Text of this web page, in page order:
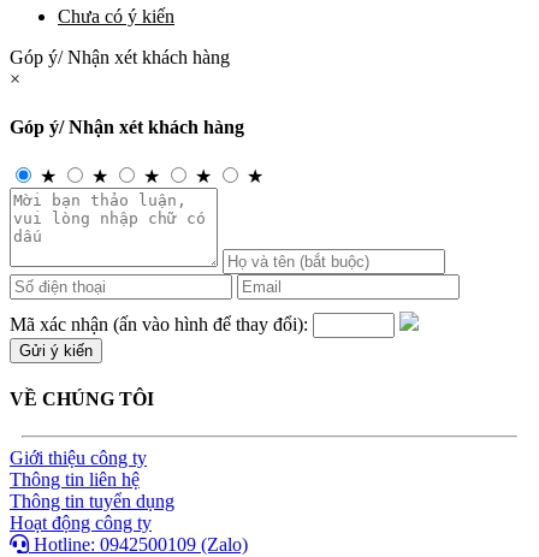
Chưa có ý kiến
Góp ý/ Nhận xét khách hàng
×
Góp ý/ Nhận xét khách hàng
★ ★ ★ ★ ★
Mã xác nhận (ấn vào hình để thay đổi):
VỀ CHÚNG TÔI
Giới thiệu công ty
Thông tin liên hệ
Thông tin tuyển dụng
Hoạt động công ty
Hotline: 0942500109 (Zalo)